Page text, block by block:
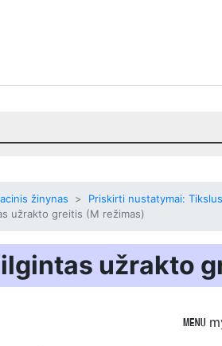
žinynas
Priskirti nustatymai:
užrakto greitis (M režimas)
užrakto
G